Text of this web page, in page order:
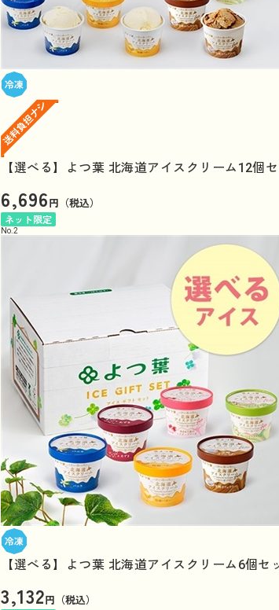
【選べる】よつ葉 北海道アイスクリーム12個
6,696円（税込）
ネット限定
No.2
【選べる】よつ葉 北海道アイスクリーム6個セ
3,132円（税込）